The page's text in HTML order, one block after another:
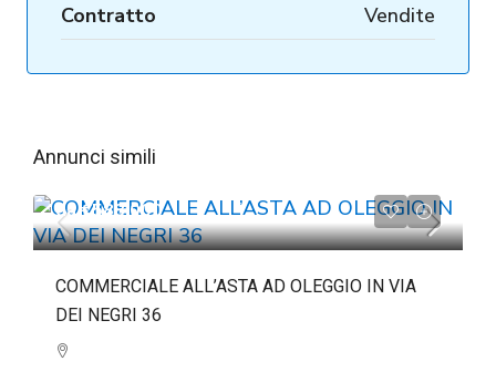
Contratto
Vendite
Annunci simili
da€588.000
COMMERCIALE ALL’ASTA AD OLEGGIO IN VIA
DEI NEGRI 36